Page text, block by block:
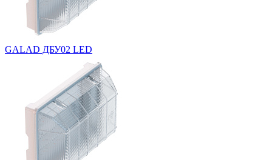
GALAD ДБУ02 LED